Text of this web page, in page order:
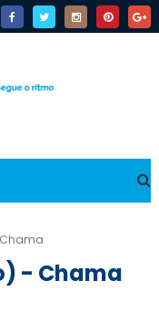
Chama
- Chama